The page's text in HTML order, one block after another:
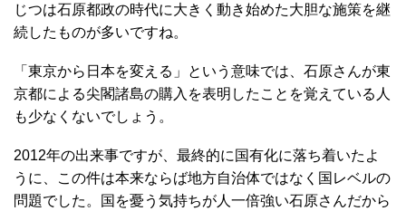
じつは石原都政の時代に大きく動き始めた大胆な施策を継
続したものが多いですね。
「東京から日本を変える」という意味では、石原さんが東
京都による尖閣諸島の購入を表明したことを覚えている人
も少なくないでしょう。
2012年の出来事ですが、最終的に国有化に落ち着いたよ
うに、この件は本来ならば地方自治体ではなく国レベルの
問題でした。国を憂う気持ちが人一倍強い石原さんだから